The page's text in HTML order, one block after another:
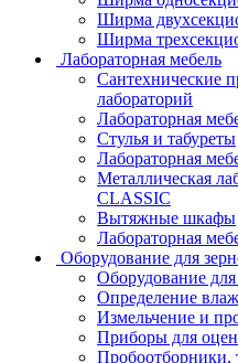
Ширма
Ширма
Лабораторная мебель
Сантехнические
лабораторий
Лабораторная
Стулья и табуреты
Лабораторная
Металлическая
CLASSIC
Вытяжные шкафы
Лабораторная
Оборудование для
Оборудование для
Определение
Измельчение и
Приборы для